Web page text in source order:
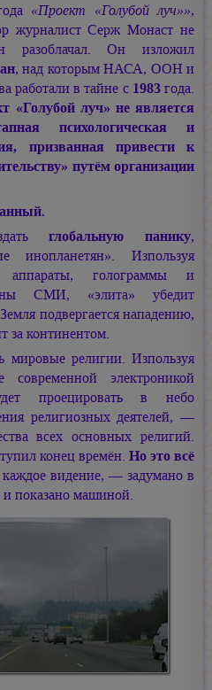
«Проект «Голубой луч»»,
журналист Серж Монаст не
Он изложил
, над которым НАСА, ООН и
работали в тайне с 1983года.
«Голубой луч» не является
психологическая и
призванная привести к
путём организации
глобальную панику,
инопланетян». Изпользуя
аппараты, голограммы и
СМИ, «элита» убедит
подвергается нападению,
за континентом.
мировые религии. Изпользуя
электроникой
проецировать в небо
религиозных деятелей, —
всех основных религий.
конец времён. Но это всё
видение, — задумано в
и показано машиной.